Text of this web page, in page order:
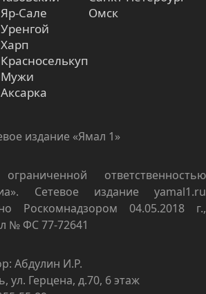
Яр-Сале
Уренгой
Харп
Красноселькуп
Мужи
Аксарка
Омск
издание «Ямал 1»
ответственностью
Сетевое издание yamal1.ru
Роскомнадзором 04.05.2018 г.,
№ ФС 77-72641
Абдулин И.Р.
ул. Герцена, д.70, 6 этаж